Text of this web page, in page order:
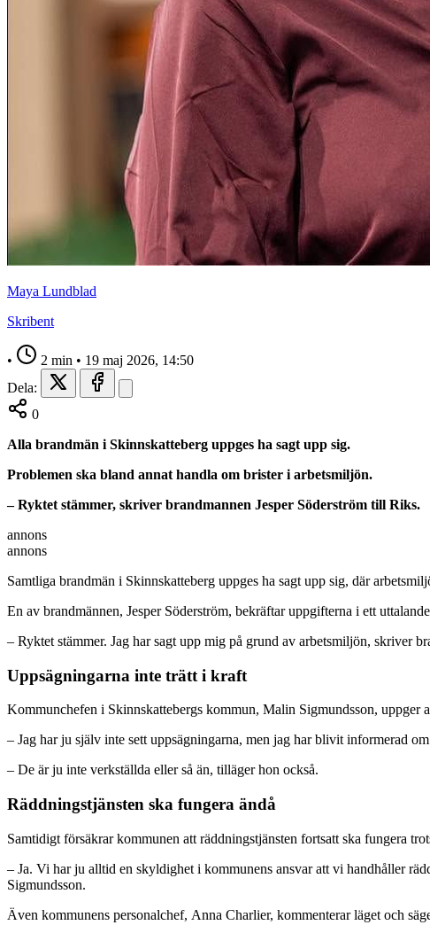
Maya Lundblad
Skribent
• 2 min • 19 maj 2026, 14:50
Dela:
0
Alla brandmän i Skinnskatteberg uppges ha sagt upp sig.
Problemen ska bland annat handla om brister i arbetsmiljön.
– Ryktet stämmer, skriver brandmannen Jesper Söderström till Riks.
annons
annons
Samtliga brandmän i Skinnskatteberg uppges ha sagt upp sig, där
En av brandmännen, Jesper Söderström, bekräftar uppgifterna i ett
– Ryktet stämmer. Jag har sagt upp mig på grund av arbetsmiljön, skriver
Uppsägningarna inte trätt i kraft
Kommunchefen i Skinnskattebergs kommun, Malin Sigmundsson, uppger
– Jag har ju själv inte sett uppsägningarna, men jag har blivit informerad
– De är ju inte verkställda eller så än, tilläger hon också.
Räddningstjänsten ska fungera ändå
Samtidigt försäkrar kommunen att räddningstjänsten fortsatt ska fungera
– Ja. Vi har ju alltid en skyldighet i kommunens ansvar att vi handhåller
Sigmundsson.
Även kommunens personalchef, Anna Charlier, kommenterar läget och